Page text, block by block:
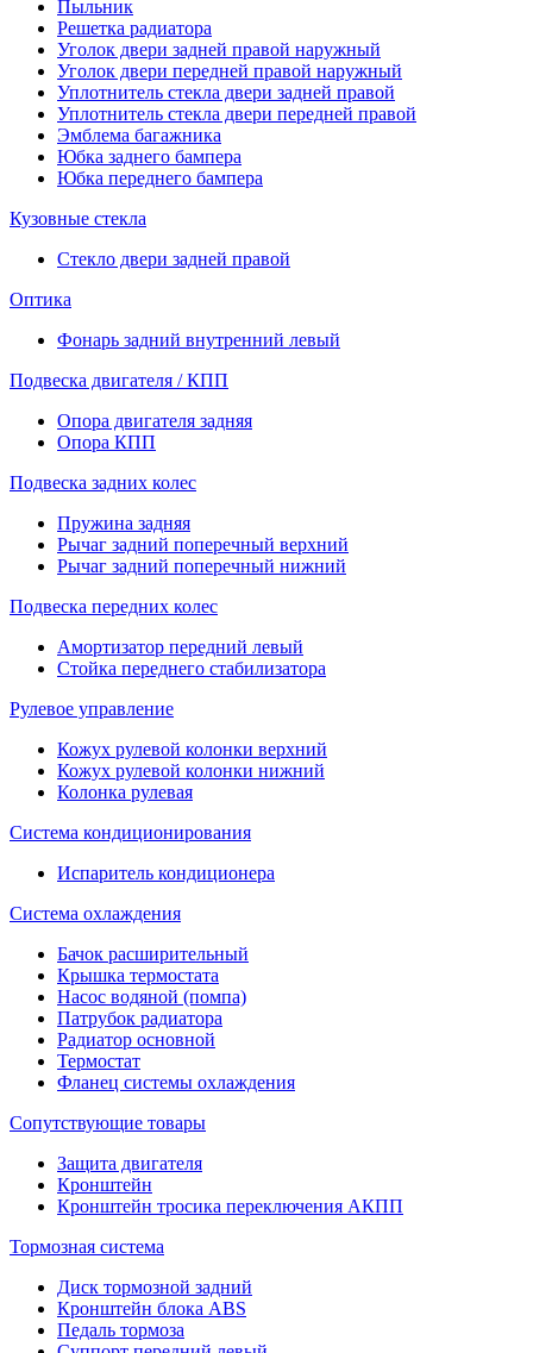
Пыльник
Решетка радиатора
Уголок двери задней правой наружный
Уголок двери передней правой наружный
Уплотнитель стекла двери задней правой
Уплотнитель стекла двери передней правой
Эмблема багажника
Юбка заднего бампера
Юбка переднего бампера
Кузовные стекла
Стекло двери задней правой
Оптика
Фонарь задний внутренний левый
Подвеска двигателя / КПП
Опора двигателя задняя
Опора КПП
Подвеска задних колес
Пружина задняя
Рычаг задний поперечный верхний
Рычаг задний поперечный нижний
Подвеска передних колес
Амортизатор передний левый
Стойка переднего стабилизатора
Рулевое управление
Кожух рулевой колонки верхний
Кожух рулевой колонки нижний
Колонка рулевая
Система кондиционирования
Испаритель кондиционера
Система охлаждения
Бачок расширительный
Крышка термостата
Насос водяной (помпа)
Патрубок радиатора
Радиатор основной
Термостат
Фланец системы охлаждения
Сопутствующие товары
Защита двигателя
Кронштейн
Кронштейн тросика переключения АКПП
Тормозная система
Диск тормозной задний
Кронштейн блока ABS
Педаль тормоза